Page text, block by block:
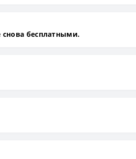
снова бесплатными.